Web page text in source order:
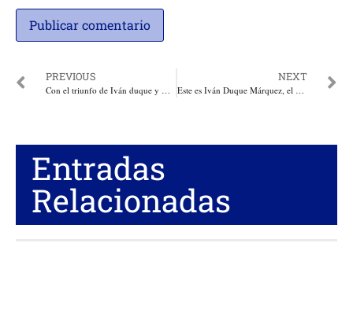
PREVIOUS
Con el triunfo de Iván duque y Martha Lucía Ramírez renace la esperanza. Por: Duván Idárraga
NEXT
Este es Iván Duque Márquez, el nuevo Presidente de Colombia
Entradas
Relacionadas